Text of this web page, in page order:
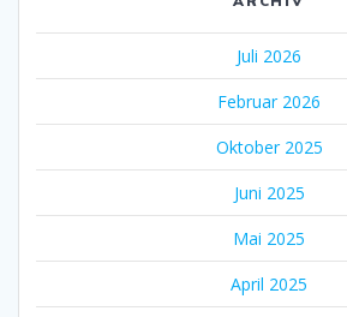
Juli 2026
Februar 2026
Oktober 2025
Juni 2025
Mai 2025
April 2025